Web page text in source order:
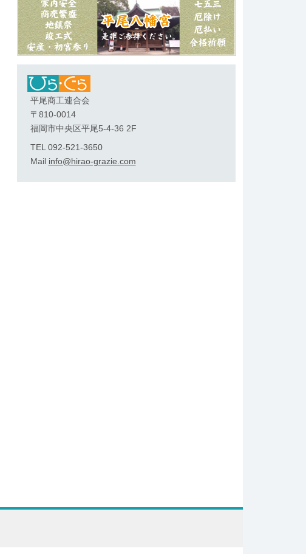
平尾商工連合会
〒810-0014
福岡市中央区平尾5-4-36 2F
TEL 092-521-3650
Mail info@hirao-grazie.com